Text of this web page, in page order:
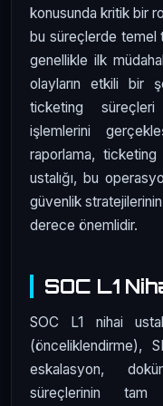
konusunda kritik bir
bu süreçlerde temel
genellikle ilk
olayların etkili bir
ticketing
işlemlerini
raporlama,
ustalığı, bu
güvenlik stratejilerinin
derece önemlidir.
SOC L1
SOC L1 nihai
(önceliklendirme),
eskalasyon,
süreçlerinin tam